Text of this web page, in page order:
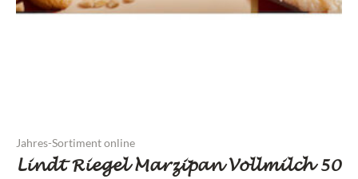
Jahres-Sortiment online
Lindt Riegel Marzipan Vollmilch 50